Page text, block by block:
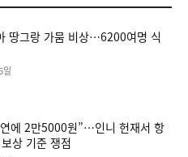
땅그랑 가뭄 비상…6200여명 식
일
에 2만5000원”…인니 헌재서 항
상 기준 쟁점